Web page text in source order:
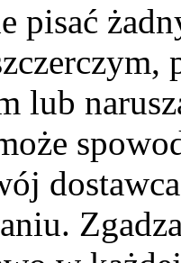
pisać
lub